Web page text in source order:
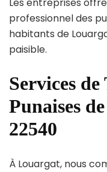
Les entreprises
professionnel des
habitants de
paisible.
Services
Punaises
22540
À Louargat, nous